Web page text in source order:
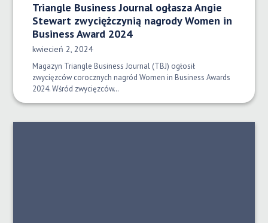
Triangle Business Journal ogłasza Angie
Stewart zwyciężczynią nagrody Women in
Business Award 2024
Data opublikowania:
kwiecień 2, 2024
Magazyn Triangle Business Journal (TBJ) ogłosił
zwycięzców corocznych nagród Women in Business Awards
2024. Wśród zwycięzców…